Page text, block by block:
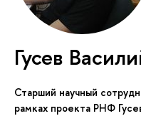
Гусев
Старший научный сотрудник, Научная деятельность в
рамках проекта РНФ